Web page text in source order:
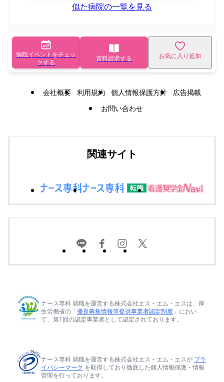
似た病院の一覧を見る
病院イベントをチェッ
クする
資料請求する お気に入り追加
会社概要 利用規約 個人情報保護方針
広告掲載
お問い合わせ
関連サイト
ナース専科 就職を運営する株式会社エス・エム・エスは、厚
生労働省の「優良募集情報等提供事業者認定制度 」におい
て、第1回の認定事業者として認定されております。
ナース専科 就職を運営する株式会社エス・エム・エスが プラ
イバシーマーク を取得しており徹底した個人情報保護・情報
管理を行っております。